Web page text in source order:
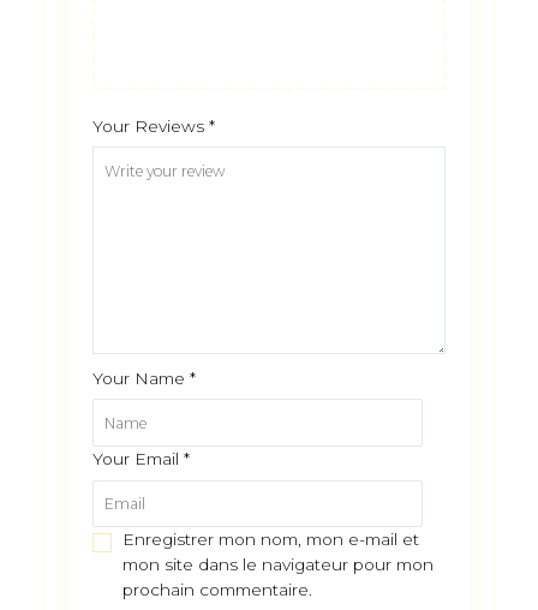
Your Reviews*
Your Name*
Your Email*
Enregistrer mon nom, mon e-mail et
mon site dans le navigateur pour mon
prochain commentaire.